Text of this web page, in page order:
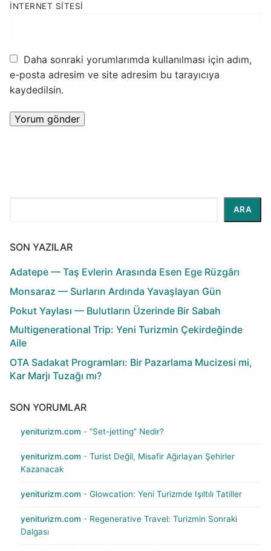
İNTERNET SITESI
Daha sonraki yorumlarımda kullanılması için adım,
e-posta adresim ve site adresim bu tarayıcıya
kaydedilsin.
ARA
SON YAZILAR
Adatepe — Taş Evlerin Arasında Esen Ege Rüzgârı
Monsaraz — Surların Ardında Yavaşlayan Gün
Pokut Yaylası — Bulutların Üzerinde Bir Sabah
Multigenerational Trip: Yeni Turizmin Çekirdeğinde
Aile
OTA Sadakat Programları: Bir Pazarlama Mucizesi mi,
Kar Marjı Tuzağı mı?
SON YORUMLAR
yeniturizm.com - “Set-jetting” Nedir?
yeniturizm.com - Turist Değil, Misafir Ağırlayan Şehirler
Kazanacak
yeniturizm.com - Glowcation: Yeni Turizmde Işıltılı Tatiller
yeniturizm.com - Regenerative Travel: Turizmin Sonraki
Dalgası